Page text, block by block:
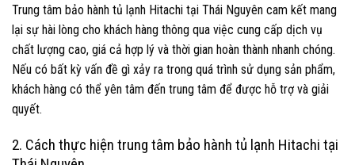
Trung tâm bảo hành tủ lạnh Hitachi tại Thái Nguyên cam kết mang
lại sự hài lòng cho khách hàng thông qua việc cung cấp dịch vụ
chất lượng cao, giá cả hợp lý và thời gian hoàn thành nhanh chóng.
Nếu có bất kỳ vấn đề gì xảy ra trong quá trình sử dụng sản phẩm,
khách hàng có thể yên tâm đến trung tâm để được hỗ trợ và giải
quyết.
2. Cách thực hiện trung tâm bảo hành tủ lạnh Hitachi tại